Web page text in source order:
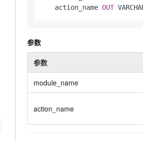
   action_name
OUT
参数
参数
module_name
action_name